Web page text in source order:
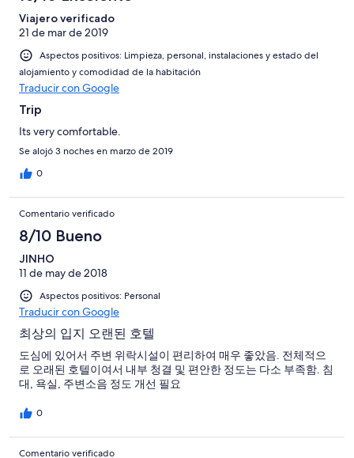
Viajero verificado
21 de mar de 2019
Aspectos positivos: Limpieza, personal, instalaciones y estado del
alojamiento y comodidad de la habitación
Traducir con Google
Trip
Its very comfortable.
Se alojó 3 noches en marzo de 2019
0
Comentario verificado
8/10 Bueno
JINHO
11 de may de 2018
Aspectos positivos: Personal
Traducir con Google
최상의 입지 오랜된 호텔
도심에 있어서 주변 위락시설이 편리하여 매우 좋았음. 전체적으
로 오래된 호텔이여서 내부 청결 및 편안한 정도는 다소 부족함. 침
대, 욕실, 주변소음 정도 개선 필요
0
Comentario verificado